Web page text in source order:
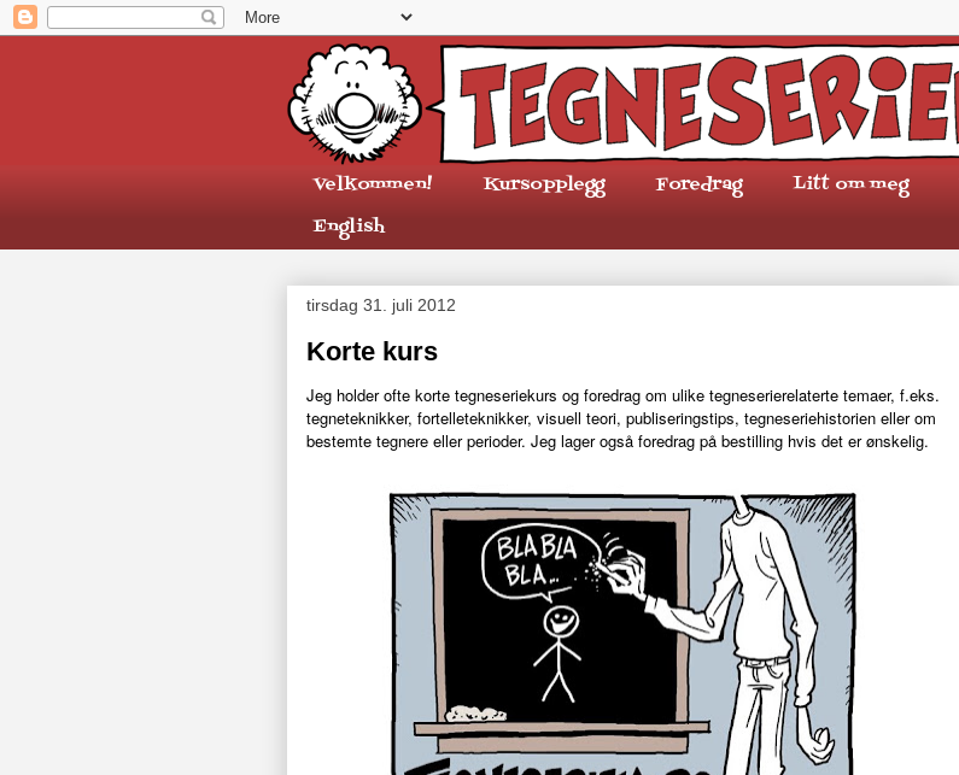
Velkommen! Kursopplegg Foredrag Litt om meg
English
tirsdag 31. juli 2012
Korte kurs
Jeg holder ofte korte tegneseriekurs og foredrag om ulike tegneserierelaterte temaer, f.eks.
tegneteknikker, fortelleteknikker, visuell teori, publiseringstips, tegneseriehistorien eller om
bestemte tegnere eller perioder. Jeg lager også foredrag på bestilling hvis det er ønskelig.